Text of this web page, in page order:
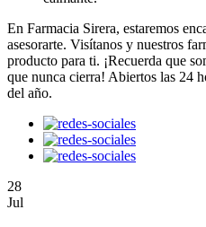
En Farmacia Sirera, estaremos
asesorarte. Visítanos y nuestros
producto para ti. ¡Recuerda que
que nunca cierra! Abiertos las 24
del año.
28
Jul